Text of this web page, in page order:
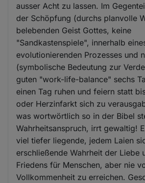
ausser Acht zu lassen. Im
der Schöpfung (durchs planvolle
belebenden Geist Gottes, keine
"Sandkastenspiele", innerhalb
evolutionierenden Prozesses und
(symbolische Bedeutung zur
guten "work-life-balance" sechs
einen Tag ruhen und feiern statt
oder Herzinfarkt sich zu
was wortwörtlich so in der Bibel
Wahrheitsanspruch, irrt gewaltig!
viel tiefer liegende, jedem Laien
erschließende Wahrheit der Liebe
Friedens für Menschen, aber nie
Vollkommenheit zu erreichen.